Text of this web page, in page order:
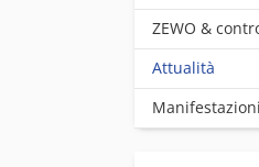
ZEWO &
Attualità
Manifestazioni